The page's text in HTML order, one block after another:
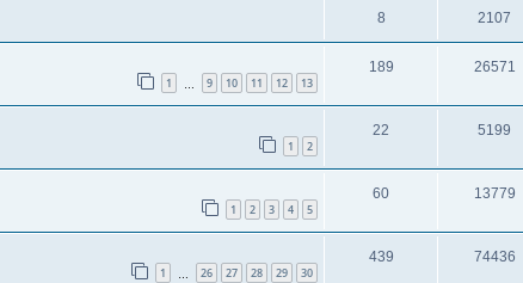
8 2107
1 9 10 11 12 13
189 26571
1 2
22 5199
1 2 3 4 5
60 13779
1 26 27 28 29 30
439 74436